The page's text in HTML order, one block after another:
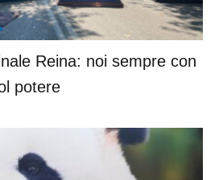
Reina: noi sempre con
potere